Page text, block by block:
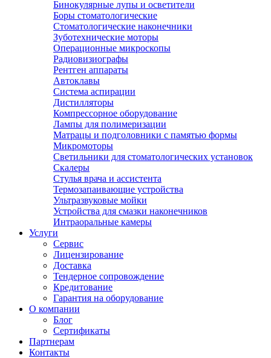
Бинокулярные лупы и осветители
Боры стоматологические
Стоматологические наконечники
Зуботехнические моторы
Операционные микроскопы
Радиовизиографы
Рентген аппараты
Автоклавы
Система аспирации
Дистилляторы
Компрессорное оборудование
Лампы для полимеризации
Матрацы и подголовники с памятью формы
Микромоторы
Светильники для стоматологических установок
Скалеры
Стулья врача и ассистента
Термозапаивающие устройства
Ультразвуковые мойки
Устройства для смазки наконечников
Интраоральные камеры
Услуги
Сервис
Лицензирование
Доставка
Тендерное сопровождение
Кредитование
Гарантия на оборудование
О компании
Блог
Сертификаты
Партнерам
Контакты